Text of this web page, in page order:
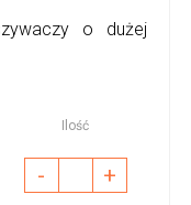
o dużej
Ilość
- +